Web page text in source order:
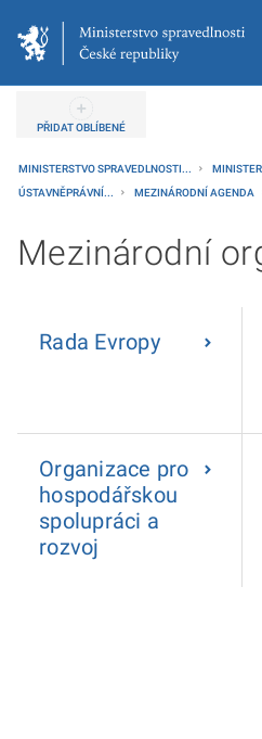
PŘIDAT OBLÍBENÉ
MINISTERSTVO SPRAVEDLNOSTI...
ÚSTAVNĚPRÁVNÍ...
MEZINÁRODNÍ AGENDA
Mezinárodní
Rada Evropy
Organizace pro
hospodářskou
spolupráci a
rozvoj